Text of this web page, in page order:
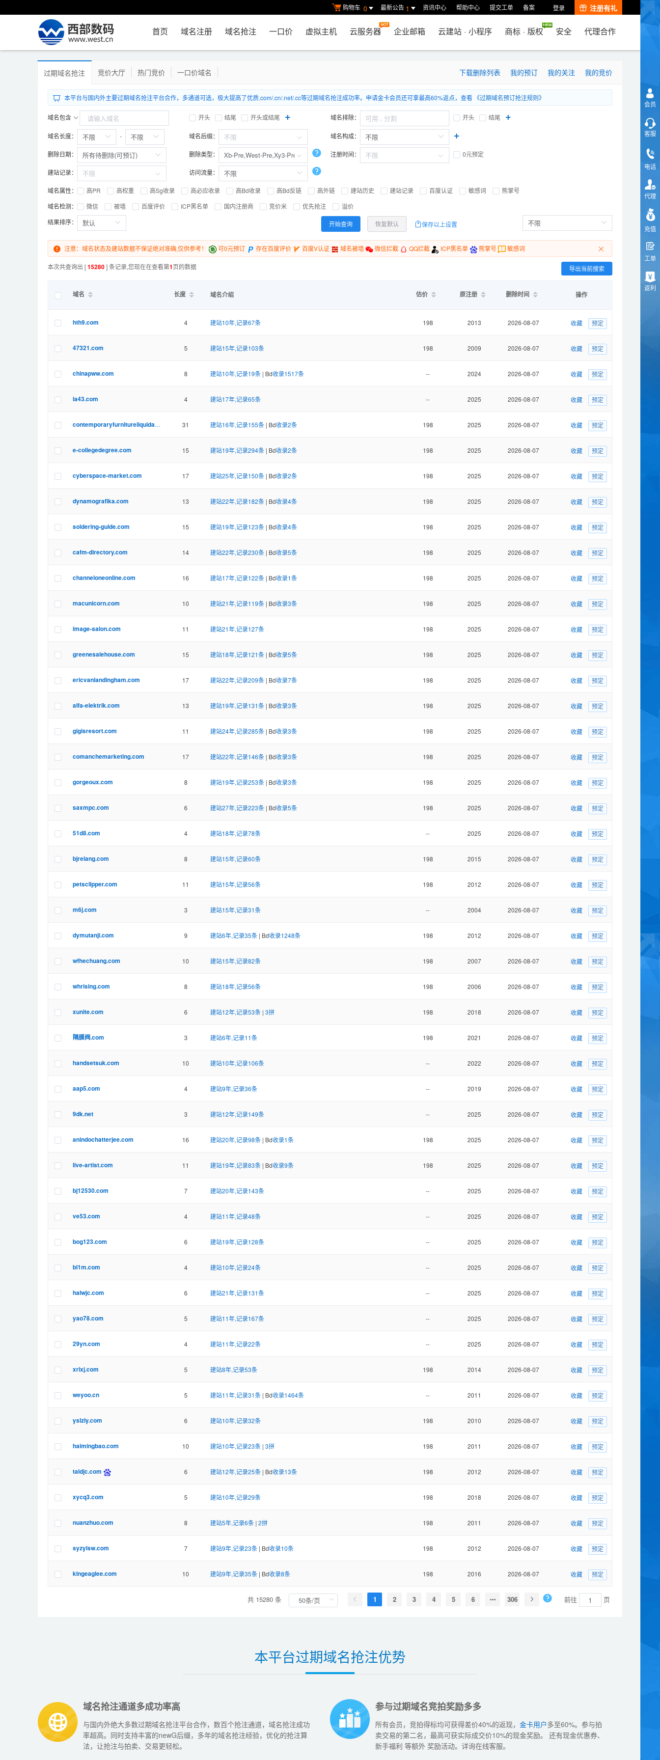
购物车 0 最新公告 1 资讯中心 帮助中心 提交工单 备案 登录 注册有礼
首页 域名注册 域名抢注 一口价 虚拟主机 云服务器 企业邮箱 云建站 · 小程序 商标 · 版权 安全 代理合作
过期域名抢注 竞价大厅 热门竞价 一口价域名 下载删除列表 我的预订 我的关注 我的竞价
本平台与国内外主要过期域名抢注平台合作，多通道可选，极大提高了优质.com/.cn/.net/.cc等过期域名抢注成功率。申请金卡会员还可拿最高60%返点，查看 《过期域名预订抢注规则》
域名包含 开头 结尾 开头或结尾 + 域名排除： 开头 结尾 +
域名长度： - 域名后缀： 域名构成： +
删除日期： 删除类型： 注册时间： 0元预定
建站记录： 访问流量：
域名属性： 高PR 高权重 高Sg收录 高必应收录 高Bd收录 高Bd反链 高外链 建站历史 建站记录 百度认证 敏感词
熊掌号
域名检测：
微信 被墙 百度评价 ICP黑名单 国内注册商 竞价米 优先抢注
溢价
结果排序：
开始查询 恢复默认 保存以上设置
注意：域名状态及建站数据不保证绝对准确,仅供参考！ 可0元预订 存在百度评价 百度V认证 域名被墙 微信拦截 QQ拦截 ICP黑名单 熊掌号 敏感词
本次共查询出 [15280] 条记录,您现在在查看第1页的数据 导出当前搜索
域名 长度 域名介绍 估价 原注册 删除时间 操作
hth9.com 4 建站10年,记录67条 198 2013 2026-08-07 收藏 预定
47321.com 5 建站15年,记录103条 198 2009 2026-08-07 收藏 预定
chinapww.com 8 建站10年,记录19条 | Bd收录1517条 -- 2024 2026-08-07 收藏 预定
la43.com 4 建站17年,记录65条 -- 2025 2026-08-07 收藏 预定
contemporaryfurnitureliquidator.com 31 建站16年,记录155条 | Bd收录2条 198 2025 2026-08-07 收藏 预定
e-collegedegree.com 15 建站19年,记录294条 | Bd收录2条 198 2025 2026-08-07 收藏 预定
cyberspace-market.com 17 建站25年,记录150条 | Bd收录2条 198 2025 2026-08-07 收藏 预定
dynamografika.com 13 建站22年,记录182条 | Bd收录4条 198 2025 2026-08-07 收藏 预定
soldering-guide.com 15 建站19年,记录123条 | Bd收录4条 198 2025 2026-08-07 收藏 预定
cafm-directory.com 14 建站22年,记录230条 | Bd收录5条 198 2025 2026-08-07 收藏 预定
channeloneonline.com 16 建站17年,记录122条 | Bd收录1条 198 2025 2026-08-07 收藏 预定
macunicorn.com 10 建站21年,记录119条 | Bd收录3条 198 2025 2026-08-07 收藏 预定
image-salon.com 11 建站21年,记录127条 198 2025 2026-08-07 收藏 预定
greenesalehouse.com 15 建站18年,记录121条 | Bd收录5条 198 2025 2026-08-07 收藏 预定
ericvanlandingham.com 17 建站22年,记录209条 | Bd收录7条 198 2025 2026-08-07 收藏 预定
alfa-elektrik.com 13 建站19年,记录131条 | Bd收录3条 198 2025 2026-08-07 收藏 预定
gigisresort.com 11 建站24年,记录285条 | Bd收录3条 198 2025 2026-08-07 收藏 预定
comanchemarketing.com 17 建站22年,记录146条 | Bd收录3条 198 2025 2026-08-07 收藏 预定
gorgeoux.com 8 建站19年,记录253条 | Bd收录3条 198 2025 2026-08-07 收藏 预定
saxmpc.com 6 建站27年,记录223条 | Bd收录5条 198 2025 2026-08-07 收藏 预定
51d8.com 4 建站18年,记录78条 -- 2025 2026-08-07 收藏 预定
bjrelang.com 8 建站15年,记录60条 198 2015 2026-08-07 收藏 预定
petsclipper.com 11 建站15年,记录56条 198 2012 2026-08-07 收藏 预定
m6j.com 3 建站15年,记录31条 -- 2004 2026-08-07 收藏 预定
dymutanji.com 9 建站6年,记录35条 | Bd收录1248条 198 2012 2026-08-07 收藏 预定
wfhechuang.com 10 建站15年,记录82条 198 2007 2026-08-07 收藏 预定
whrising.com 8 建站18年,记录56条 198 2006 2026-08-07 收藏 预定
xunite.com 6 建站12年,记录53条 | 3拼 198 2018 2026-08-07 收藏 预定
隔膜阀.com 3 建站6年,记录11条 198 2021 2026-08-07 收藏 预定
handsetsuk.com 10 建站10年,记录106条 -- 2022 2026-08-07 收藏 预定
aap5.com 4 建站9年,记录36条 -- 2019 2026-08-07 收藏 预定
9dk.net 3 建站12年,记录149条 -- 2025 2026-08-07 收藏 预定
anindochatterjee.com 16 建站20年,记录98条 | Bd收录1条 198 2025 2026-08-07 收藏 预定
live-artist.com 11 建站19年,记录83条 | Bd收录9条 198 2025 2026-08-07 收藏 预定
bj12530.com 7 建站20年,记录143条 -- 2025 2026-08-07 收藏 预定
ve53.com 4 建站11年,记录48条 -- 2025 2026-08-07 收藏 预定
bog123.com 6 建站19年,记录128条 -- 2025 2026-08-07 收藏 预定
bl1m.com 4 建站10年,记录24条 -- 2025 2026-08-07 收藏 预定
halwjc.com 6 建站21年,记录131条 -- 2025 2026-08-07 收藏 预定
yao78.com 5 建站11年,记录167条 -- 2025 2026-08-07 收藏 预定
29yn.com 4 建站11年,记录22条 -- 2025 2026-08-07 收藏 预定
xrlxj.com 5 建站8年,记录53条 198 2014 2026-08-07 收藏 预定
weyoo.cn 5 建站11年,记录31条 | Bd收录1464条 -- 2011 2026-08-07 收藏 预定
yslzly.com 6 建站10年,记录32条 198 2010 2026-08-07 收藏 预定
haimingbao.com 10 建站10年,记录23条 | 3拼 198 2011 2026-08-07 收藏 预定
taldjc.com 6 建站12年,记录25条 | Bd收录13条 198 2012 2026-08-07 收藏 预定
xycq3.com 5 建站10年,记录29条 198 2018 2026-08-07 收藏 预定
nuanzhuo.com 8 建站5年,记录6条 | 2拼 198 2011 2026-08-07 收藏 预定
syzylsw.com 7 建站9年,记录23条 | Bd收录10条 198 2012 2026-08-07 收藏 预定
kingeaglee.com 10 建站9年,记录35条 | Bd收录8条 198 2016 2026-08-07 收藏 预定
共 15280 条 1 2 3 4 5 6 306 前往 页
本平台过期域名抢注优势
域名抢注通道多成功率高
与国内外绝大多数过期域名抢注平台合作，数百个抢注通道，域名抢注成功
率超高。同时支持丰富的newG后缀，多年的域名抢注经验，优化的抢注算
法，让抢注与拍卖、交易更轻松。
参与过期域名竞拍奖励多多
所有会员，竞拍得标均可获得差价40%的返现， 金卡用户多至60%。参与拍
卖交易的第二名，最高可获实际成交价10%的现金奖励。 还有现金优惠券、
新手福利 等额外 奖励活动。详询在线客服。
会员
客服
电话
代理
充值
工单
返利